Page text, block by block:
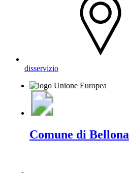
disservizio
Comune di Bellona